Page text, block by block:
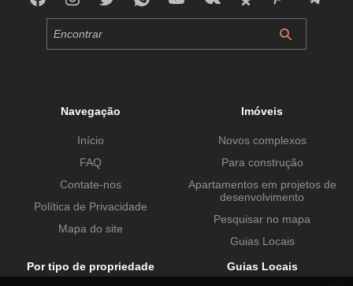
Navegação
Início
FAQ
Contate-nos
Política de Privacidade
Mapa do site
Imóveis
Novos complexos
Para construção
Apartamentos em projetos de
desenvolvimento
Pesquisar no mapa
Guias Locais
Por tipo de propriedade
Guias Locais